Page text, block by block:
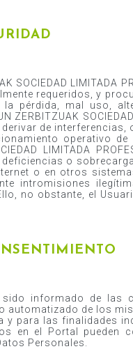
SOCIEDAD
requeridos, y
pérdida, mal uso,
ZERBITZUAK
de
operativo
LIMITADA
o
o en otros
intromisiones
Ello, no obstante, el
informado de las
de los
y para las finalidades
en el Portal pueden
Personales.